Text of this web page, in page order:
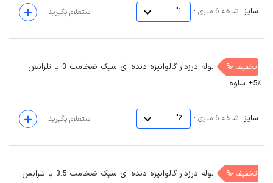
سایز شاخه 6 متری :
1" استعلام بگیرید
تخفیف -%
لوله درزدار گالوانیزه دنده ای سبک ضخامت 3 با تلرانس:
٪5± ساوه
سایز شاخه 6 متری :
2" استعلام بگیرید
تخفیف -%
لوله درزدار گالوانیزه دنده ای سبک ضخامت 3.5 با تلرانس: